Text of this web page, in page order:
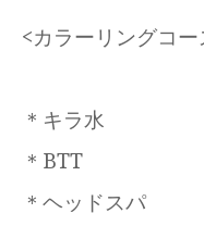
<カラーリングコー
＊キラ水
＊BTT
＊ヘッドスパ